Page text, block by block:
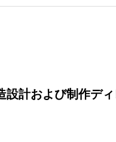
設計および制作デ